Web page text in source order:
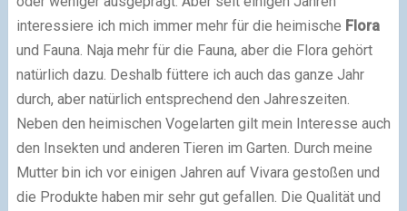
interessiere ich mich immer mehr für die heimische Flora
und Fauna. Naja mehr für die Fauna, aber die Flora gehört
natürlich dazu. Deshalb füttere ich auch das ganze Jahr
durch, aber natürlich entsprechend den Jahreszeiten.
Neben den heimischen Vogelarten gilt mein Interesse auch
den Insekten und anderen Tieren im Garten. Durch meine
Mutter bin ich vor einigen Jahren auf Vivara gestoßen und
die Produkte haben mir sehr gut gefallen. Die Qualität und